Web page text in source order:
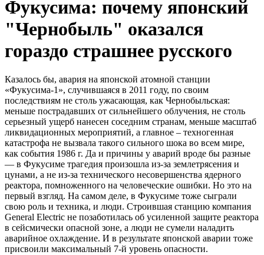
Фукусима: почему японский
"Чернобыль" оказался
гораздо страшнее русского
Казалось бы, авария на японской атомной станции
«Фукусима-1», случившаяся в 2011 году, по своим
последствиям не столь ужасающая, как Чернобыльская:
меньше пострадавших от сильнейшего облучения, не столь
серьезный ущерб нанесен соседним странам, меньше масштаб
ликвидационных мероприятий, а главное – техногенная
катастрофа не вызвала такого сильного шока во всем мире,
как события 1986 г. Да и причины у аварий вроде бы разные
— в Фукусиме трагедия произошла из-за землетрясения и
цунами, а не из-за технического несовершенства ядерного
реактора, помноженного на человеческие ошибки. Но это на
первый взгляд. На самом деле, в Фукусиме тоже сыграли
свою роль и техника, и люди. Строившая станцию компания
General Electric не позаботилась об усиленной защите реактора
в сейсмически опасной зоне, а люди не сумели наладить
аварийное охлаждение. И в результате японской аварии тоже
присвоили максимальный 7-й уровень опасности.